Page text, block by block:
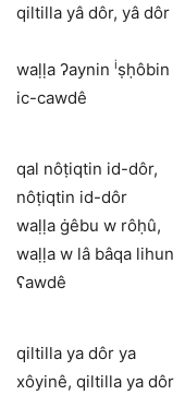
qiltilla yâ dôr, yâ dôr
waḷḷa ʔaynin iṣḥôbin
ic-cawdê
qal nôṭiqtin id-dôr,
nôṭiqtin id-dôr
waḷḷa ġêbu w rôḥû,
waḷḷa w lâ bâqa lihun
ʕawdê
qiltilla ya dôr ya
xôyinê, qiltilla ya dôr